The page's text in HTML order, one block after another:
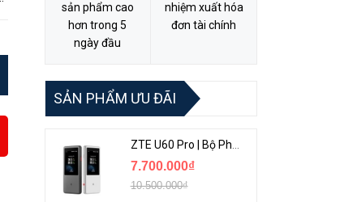
sản phẩm cao
hơn trong 5
ngày đầu
nhiệm xuất hóa
đơn tài chính
SẢN PHẨM ƯU ĐÃI
ZTE U60 Pro | Bộ Phát 5G Cầm Tay Tích Hợp Công Nghệ WiFi 7, Pin 10000mAh
7.700.000₫
10.500.000₫